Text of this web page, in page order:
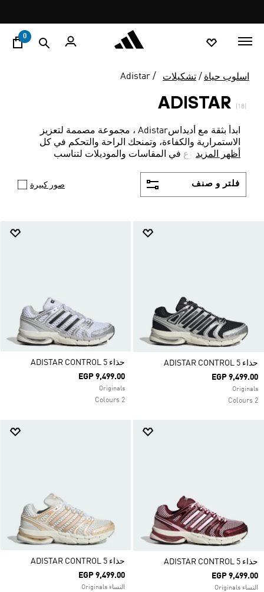
promotion
rotation
0
اسلوب حياة تشكيلات Adistar
ADISTAR (18)
ابدأ بثقة مع أديداسAdistar ، مجموعة مصممة لتعزيز
الاستمرارية والكفاءة، وتمنحك الراحة والتحكم في كل
خطوة، مع تنوّع في المقاسات والموديلات لتناسب
أظهر المزيد
فلتر و صنف صور كبيرة
حذاء ADISTAR CONTROL 5
EGP 9,499.00
Originals
2 Colours
حذاء ADISTAR CONTROL 5
EGP 9,499.00
Originals
2 Colours
حذاء ADISTAR CONTROL 5
EGP 9,499.00
النساء Originals
حذاء ADISTAR CONTROL 5
EGP 9,499.00
النساء Originals